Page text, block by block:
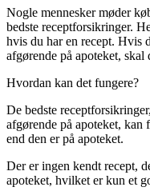
Nogle mennesker møder
bedste receptforsikringer.
hvis du har en recept. Hvis
afgørende på apoteket, skal
Hvordan kan det fungere?
De bedste
afgørende på apoteket,
end den er på apoteket.
Der er ingen kendt recept,
apoteket, hvilket er kun et